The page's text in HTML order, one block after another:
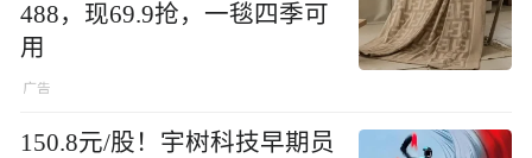
488，现69.9抢，一毯四季可
用
150.8元/股！宇树科技早期员